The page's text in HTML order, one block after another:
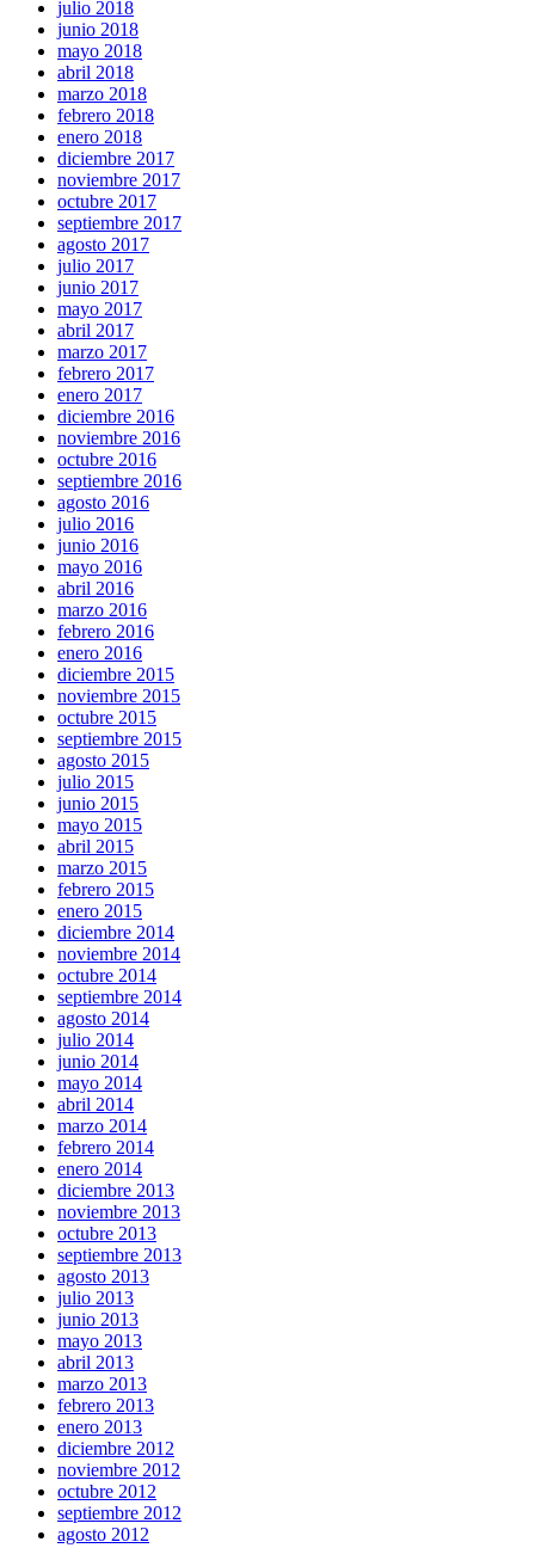
julio 2018
junio 2018
mayo 2018
abril 2018
marzo 2018
febrero 2018
enero 2018
diciembre 2017
noviembre 2017
octubre 2017
septiembre 2017
agosto 2017
julio 2017
junio 2017
mayo 2017
abril 2017
marzo 2017
febrero 2017
enero 2017
diciembre 2016
noviembre 2016
octubre 2016
septiembre 2016
agosto 2016
julio 2016
junio 2016
mayo 2016
abril 2016
marzo 2016
febrero 2016
enero 2016
diciembre 2015
noviembre 2015
octubre 2015
septiembre 2015
agosto 2015
julio 2015
junio 2015
mayo 2015
abril 2015
marzo 2015
febrero 2015
enero 2015
diciembre 2014
noviembre 2014
octubre 2014
septiembre 2014
agosto 2014
julio 2014
junio 2014
mayo 2014
abril 2014
marzo 2014
febrero 2014
enero 2014
diciembre 2013
noviembre 2013
octubre 2013
septiembre 2013
agosto 2013
julio 2013
junio 2013
mayo 2013
abril 2013
marzo 2013
febrero 2013
enero 2013
diciembre 2012
noviembre 2012
octubre 2012
septiembre 2012
agosto 2012